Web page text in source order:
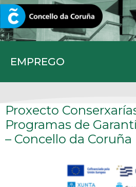
EMPREGO
CORUNA.GAL
Proxecto
Programas de
– Concello da Coruña